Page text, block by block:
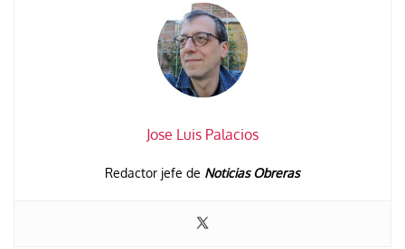
Jose Luis Palacios
Redactor jefe de Noticias Obreras